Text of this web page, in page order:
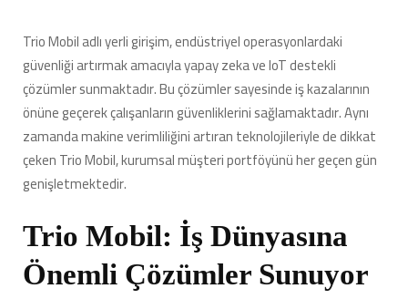
Trio Mobil adlı yerli girişim, endüstriyel operasyonlardaki
güvenliği artırmak amacıyla yapay zeka ve IoT destekli
çözümler sunmaktadır. Bu çözümler sayesinde iş kazalarının
önüne geçerek çalışanların güvenliklerini sağlamaktadır. Aynı
zamanda makine verimliliğini artıran teknolojileriyle de dikkat
çeken Trio Mobil, kurumsal müşteri portföyünü her geçen gün
genişletmektedir.
Trio Mobil: İş Dünyasına
Önemli Çözümler Sunuyor